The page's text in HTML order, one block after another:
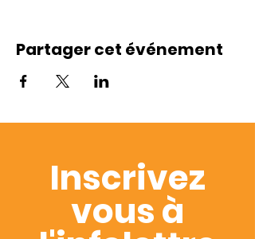
Partager cet événement
Inscrivez
vous à